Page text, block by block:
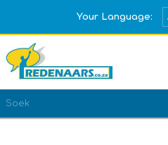
Your Language:
REGISTREER